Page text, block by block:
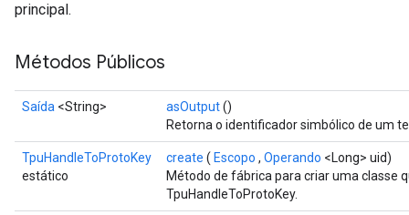
principal.
Métodos Públicos
Saída <String> asOutput()
Retorna o identificador simbólico de um
TpuHandleToProtoKey
estático
create ( Escopo , Operando <Long> uid)
Método de fábrica para criar uma classe
TpuHandleToProtoKey.